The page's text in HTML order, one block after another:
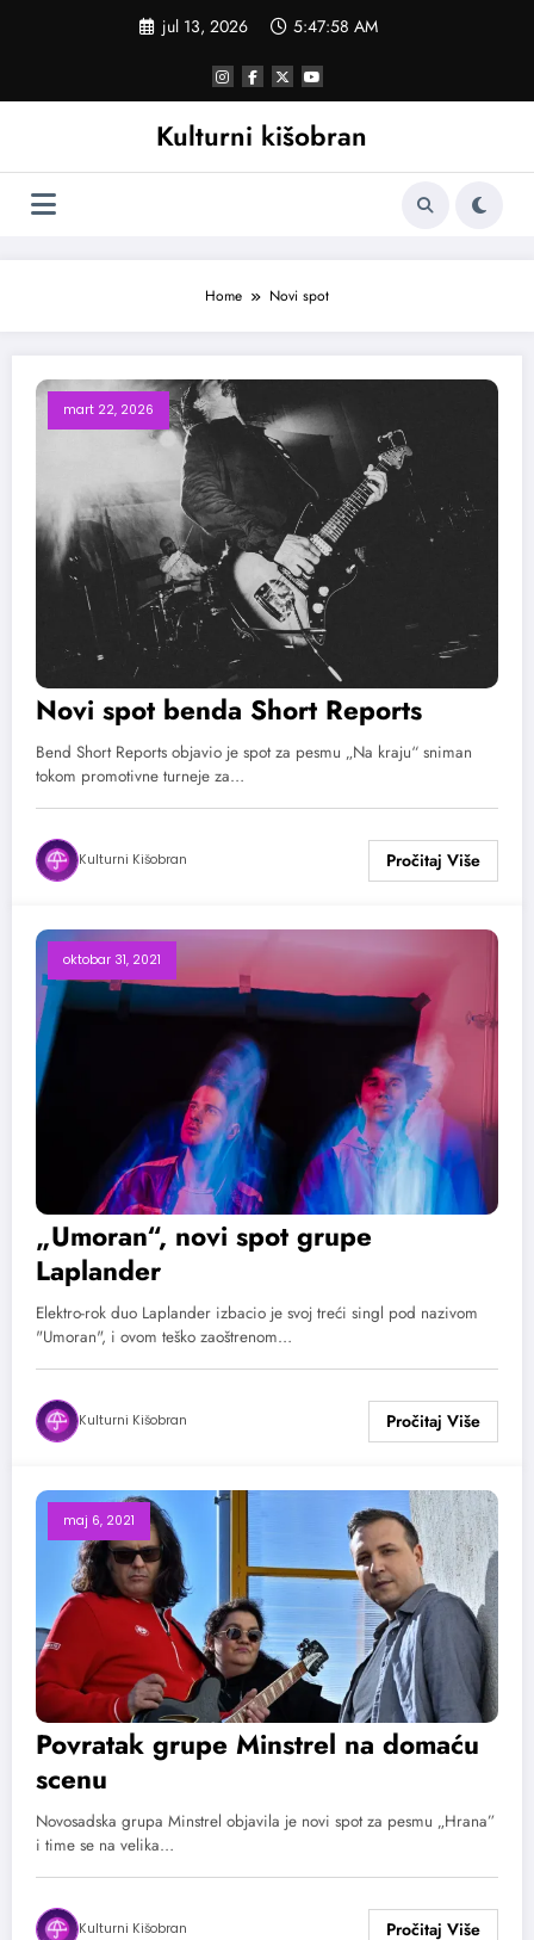
jul 13, 2026 5:47:58 AM
Kulturni kišobran
Home Novi spot
mart 22, 2026
Novi spot benda Short Reports
Bend Short Reports objavio je spot za pesmu „Na kraju“ sniman
tokom promotivne turneje za…
Kulturni Kišobran
oktobar 31, 2021
„Umoran“, novi spot grupe
Laplander
Elektro-rok duo Laplander izbacio je svoj treći singl pod nazivom
"Umoran", i ovom teško zaoštrenom…
Kulturni Kišobran
maj 6, 2021
Povratak grupe Minstrel na domaću
scenu
Novosadska grupa Minstrel objavila je novi spot za pesmu „Hrana”
i time se na velika…
Kulturni Kišobran